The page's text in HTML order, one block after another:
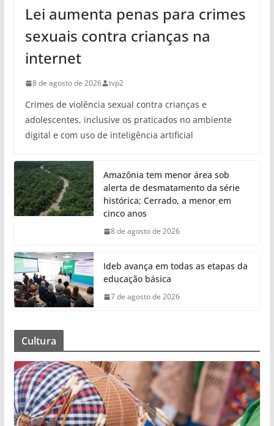
Lei aumenta penas para crimes
sexuais contra crianças na
internet
8 de agosto de 2026 tvp2
Crimes de violência sexual contra crianças e
adolescentes, inclusive os praticados no ambiente
digital e com uso de inteligência artificial
Amazônia tem menor área sob
alerta de desmatamento da série
histórica; Cerrado, a menor em
cinco anos
8 de agosto de 2026
Ideb avança em todas as etapas da
educação básica
7 de agosto de 2026
Cultura